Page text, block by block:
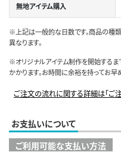
無地アイテム購入
※上記は一般的な日数です。商品の種類
異なります。
※オリジナルアイテム制作を開始する
かかります。お時間に余裕を持ってお早
ご注文の流れに関する詳細は「ご
お支払いについて
ご利用可能な支払い方法